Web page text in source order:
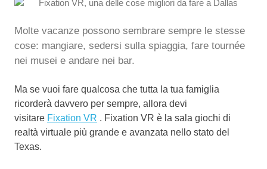
Molte vacanze possono sembrare sempre le stesse
cose: mangiare, sedersi sulla spiaggia, fare tournée
nei musei e andare nei bar.
Ma se vuoi fare qualcosa che tutta la tua famiglia
ricorderà davvero per sempre, allora devi
visitare Fixation VR . Fixation VR è la sala giochi di
realtà virtuale più grande e avanzata nello stato del
Texas.